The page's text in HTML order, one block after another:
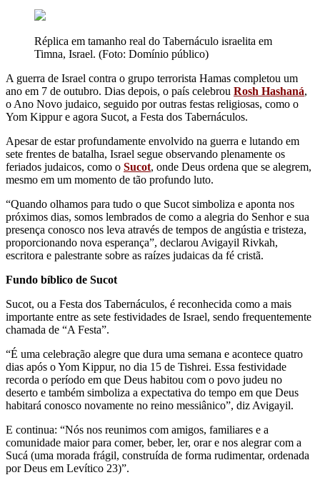
Réplica em tamanho real do Tabernáculo israelita em
Timna, Israel. (Foto: Domínio público)
A guerra de Israel contra o grupo terrorista Hamas completou um
ano em 7 de outubro. Dias depois, o país celebrou Rosh Hashaná,
o Ano Novo judaico, seguido por outras festas religiosas, como o
Yom Kippur e agora Sucot, a Festa dos Tabernáculos.
Apesar de estar profundamente envolvido na guerra e lutando em
sete frentes de batalha, Israel segue observando plenamente os
feriados judaicos, como o Sucot, onde Deus ordena que se alegrem,
mesmo em um momento de tão profundo luto.
“Quando olhamos para tudo o que Sucot simboliza e aponta nos
próximos dias, somos lembrados de como a alegria do Senhor e sua
presença conosco nos leva através de tempos de angústia e tristeza,
proporcionando nova esperança”, declarou Avigayil Rivkah,
escritora e palestrante sobre as raízes judaicas da fé cristã.
Fundo bíblico de Sucot
Sucot, ou a Festa dos Tabernáculos, é reconhecida como a mais
importante entre as sete festividades de Israel, sendo frequentemente
chamada de “A Festa”.
“É uma celebração alegre que dura uma semana e acontece quatro
dias após o Yom Kippur, no dia 15 de Tishrei. Essa festividade
recorda o período em que Deus habitou com o povo judeu no
deserto e também simboliza a expectativa do tempo em que Deus
habitará conosco novamente no reino messiânico”, diz Avigayil.
E continua: “Nós nos reunimos com amigos, familiares e a
comunidade maior para comer, beber, ler, orar e nos alegrar com a
Sucá (uma morada frágil, construída de forma rudimentar, ordenada
por Deus em Levítico 23)”.